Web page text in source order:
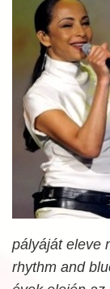
pályáját eleve
rhythm and